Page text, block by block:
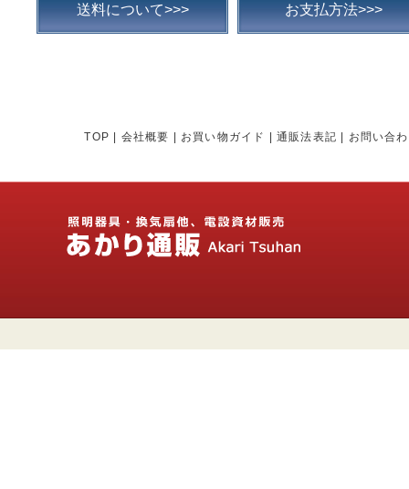
送料について>>> お支払方法>>>
TOP 会社概要 お買い物ガイド 通販法表記 お問い合